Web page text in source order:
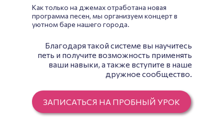
Как только на джемах отработана новая
программа песен, мы организуем концерт в
уютном баре нашего города.
Благодаря такой системе вы научитесь
петь и получите возможность применять
ваши навыки, а также вступите в наше
дружное сообщество.
ЗАПИСАТЬСЯ НА ПРОБНЫЙ УРОК